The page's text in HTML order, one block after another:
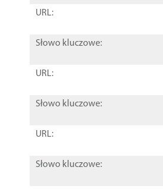
URL:
Słowo kluczowe:
URL:
Słowo kluczowe:
URL:
Słowo kluczowe: